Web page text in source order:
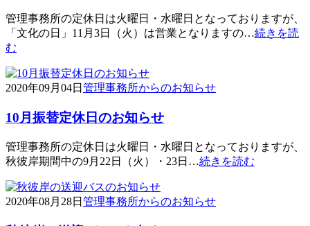
管理事務所の定休日は火曜日・水曜日となっておりますが、
「文化の日」11月3日（火）は営業となりますの…続きを読
む
2020年09月04日 管理事務所からのお知らせ
10月振替定休日のお知らせ
管理事務所の定休日は火曜日・水曜日となっておりますが、
秋彼岸期間中の9月22日（火）・23日…続きを読む
2020年08月28日 管理事務所からのお知らせ